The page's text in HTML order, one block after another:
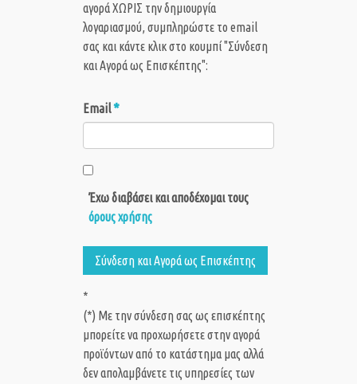
αγορά ΧΩΡΙΣ την δημιουργία
λογαριασμού, συμπληρώστε το email
σας και κάντε κλικ στο κουμπί "Σύνδεση
και Αγορά ως Eπισκέπτης":
Email*
Έχω διαβάσει και αποδέχομαι τους
όρους χρήσης
Σύνδεση και Αγορά ως Eπισκέπτης
*
(*) Με την σύνδεση σας ως επισκέπτης
μπορείτε να προχωρήσετε στην αγορά
προϊόντων από το κατάστημα μας αλλά
δεν απολαμβάνετε τις υπηρεσίες των